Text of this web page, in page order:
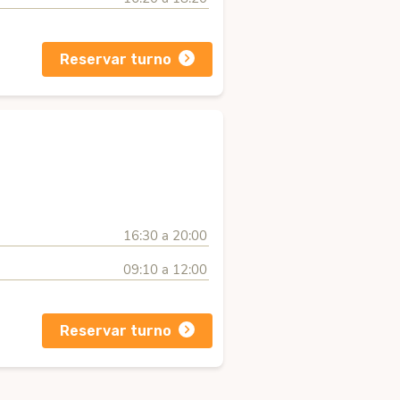
Reservar turno
16:30 a 20:00
09:10 a 12:00
Reservar turno